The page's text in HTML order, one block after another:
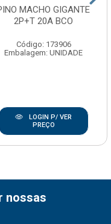
MACHO GIGANTE
2P+T 20A BCO
Código: 173906
Embalagem: UNIDADE
LOGIN P/ VER
PREÇO
nossas